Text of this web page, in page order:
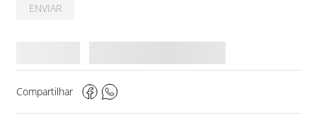
ENVIAR
Compartilhar